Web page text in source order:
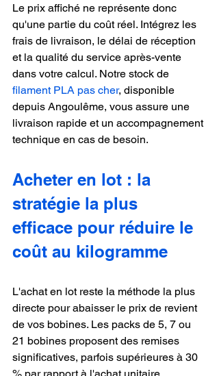
Le prix affiché ne représente donc
qu'une partie du coût réel. Intégrez les
frais de livraison, le délai de réception
et la qualité du service après-vente
dans votre calcul. Notre stock de
filament PLA pas cher, disponible
depuis Angoulême, vous assure une
livraison rapide et un accompagnement
technique en cas de besoin.
Acheter en lot : la
stratégie la plus
efficace pour réduire le
coût au kilogramme
L'achat en lot reste la méthode la plus
directe pour abaisser le prix de revient
de vos bobines. Les packs de 5, 7 ou
21 bobines proposent des remises
significatives, parfois supérieures à 30